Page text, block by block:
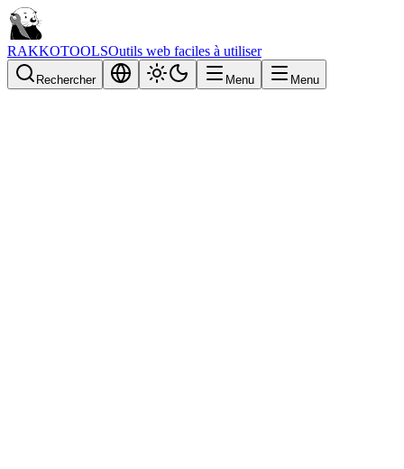
RAKKOTOOLSOutils web faciles à utiliser
Rechercher Menu Menu